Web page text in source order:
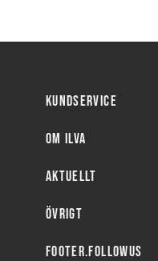
KUNDSERVICE
OM ILVA
AKTUELLT
ÖVRIGT
FOOTER.FOLLOWUS